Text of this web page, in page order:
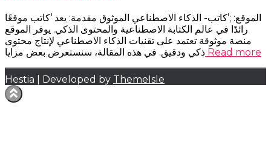
الموقع: ;’كاتب- الذكاء الاصطناعي الموثوق مقدمة: يعد ‘كاتب موقعًا
رائدًا في عالم الكتابة الاصطناعية والمحتوى الذكي. يوفر الموقع
منصة موثوقة تعتمد على تقنيات الذكاء الاصطناعي لإنتاج محتوى
ذكي ودقيق. في هذه المقالة، سنستعرض بعض مزايا Read more
Hestia | Developed by ThemeIsle